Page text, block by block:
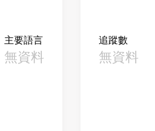
主要語言
無資料
追蹤數
無資料